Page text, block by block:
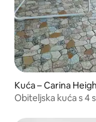
Kuća – Carina
Obiteljska kuća s 4